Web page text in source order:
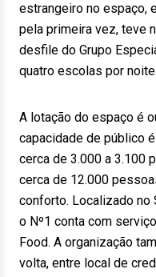
estrangeiro no espaço,
pela primeira vez, teve
desfile do Grupo
quatro escolas por noite.
A lotação do espaço é
capacidade de público
cerca de 3.000 a 3.100
cerca de 12.000
conforto. Localizado no
o Nº1 conta com
Food. A organização
volta, entre local de